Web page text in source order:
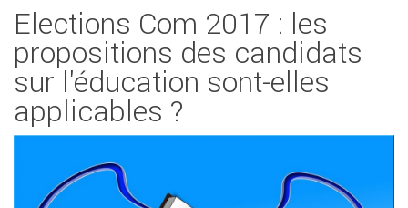
Elections Com 2017 : les
propositions des candidats
sur l'éducation sont-elles
applicables ?